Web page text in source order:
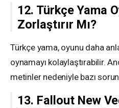
12. Türkçe Yama
Zorlaştırır Mı?
Türkçe yama, oyunu daha
oynamayı kolaylaştırabilir.
metinler nedeniyle bazı
13. Fallout New